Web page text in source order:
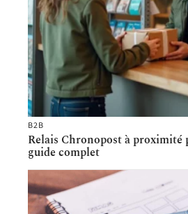
B2B
Relais Chronopost à proximité
guide complet